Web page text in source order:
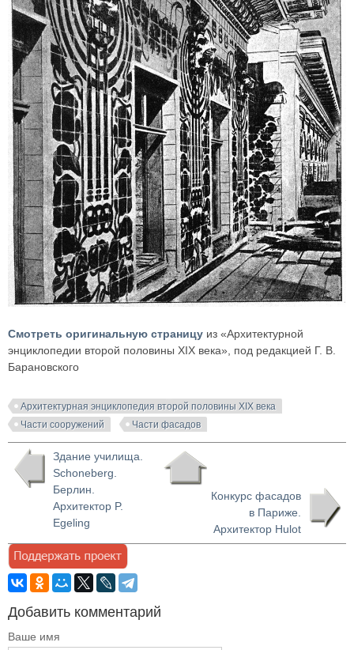
Смотреть оригинальную страницу из «Архитектурной
энциклопедии второй половины XIX века», под редакцией Г. В.
Барановского
Архитектурная энциклопедия второй половины XIX века
Части сооружений
Части фасадов
Здание училища.
Schoneberg.
Берлин.
Архитектор P.
Egeling
Конкурс фасадов
в Париже.
Архитектор Hulot
Добавить комментарий
Ваше имя